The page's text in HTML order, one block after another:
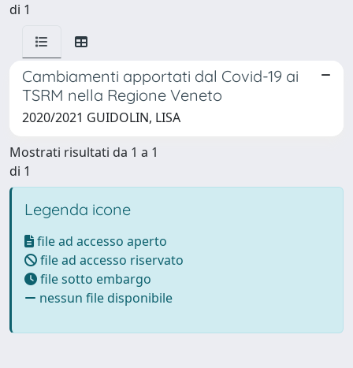
di 1
Cambiamenti apportati dal Covid-19 ai
TSRM nella Regione Veneto
2020/2021 GUIDOLIN, LISA
Mostrati risultati da 1 a 1
di 1
Legenda icone
file ad accesso aperto
file ad accesso riservato
file sotto embargo
nessun file disponibile